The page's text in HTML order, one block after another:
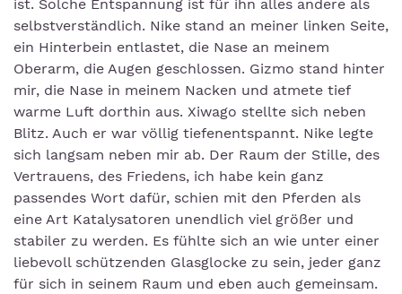
ist. Solche Entspannung ist für ihn alles andere als
selbstverständlich. Nike stand an meiner linken Seite,
ein Hinterbein entlastet, die Nase an meinem
Oberarm, die Augen geschlossen. Gizmo stand hinter
mir, die Nase in meinem Nacken und atmete tief
warme Luft dorthin aus. Xiwago stellte sich neben
Blitz. Auch er war völlig tiefenentspannt. Nike legte
sich langsam neben mir ab. Der Raum der Stille, des
Vertrauens, des Friedens, ich habe kein ganz
passendes Wort dafür, schien mit den Pferden als
eine Art Katalysatoren unendlich viel größer und
stabiler zu werden. Es fühlte sich an wie unter einer
liebevoll schützenden Glasglocke zu sein, jeder ganz
für sich in seinem Raum und eben auch gemeinsam.